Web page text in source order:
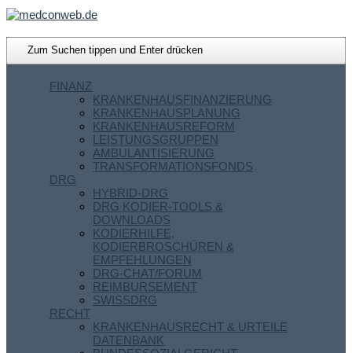
FINANZ
KRANKENHAUSFINANZIERUNG
KRANKENHAUSPLANUNG
KRANKENHAUSREFORM
LEISTUNGSGRUPPEN
AMBULANTISIERUNG
TRANSFORMATIONSFONDS
DRG
HYBRID-DRG
DRG KODIER-TOOLS &
DOWNLOADS
KODIERHILFE,
KODIERBROSCHÜREN &
EMPFEHLUNGEN
DRG-CHAT/FORUM
REIMBURSEMENT
SWISSDRG
RECHT
KRANKENHAUSRECHT & URTEILE
DATENBANK